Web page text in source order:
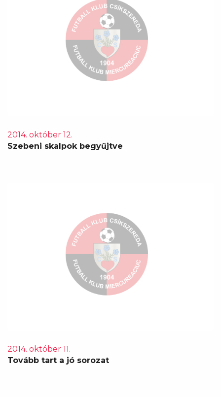
2014. október 12.
Szebeni skalpok begyűjtve
2014. október 11.
Tovább tart a jó sorozat